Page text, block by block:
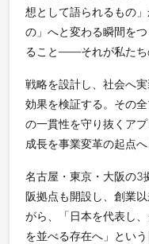
想として語られるもの
の」へと変わる瞬間を
ること——それが私たち
戦略を設計し、社会へ
効果を検証する。その
の一貫性を守り抜くア
成長を事業変革の起点へ
名古屋・東京・大阪の
阪拠点も開設し、創業
がら、「日本を代表し
を並べる存在へ」とい